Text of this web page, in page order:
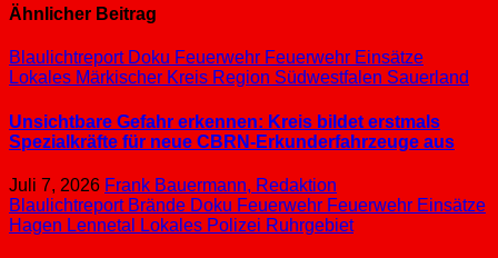
Ähnlicher Beitrag
Blaulichtreport Doku Feuerwehr Feuerwehr Einsätze
Lokales Märkischer Kreis Region Südwestfalen Sauerland
Unsichtbare Gefahr erkennen: Kreis bildet erstmals
Spezialkräfte für neue CBRN-Erkunderfahrzeuge aus
Juli 7, 2026 Frank Bauermann, Redaktion
Blaulichtreport Brände Doku Feuerwehr Feuerwehr Einsätze
Hagen Lennetal Lokales Polizei Ruhrgebiet